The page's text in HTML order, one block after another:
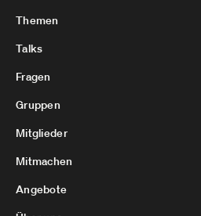
Themen
Talks
Fragen
Gruppen
Mitglieder
Mitmachen
Angebote